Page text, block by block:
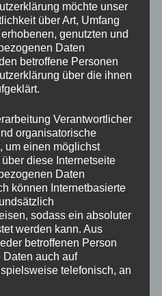
Rückzahlung Entgelte
Rückzahlung verweigern,
haben oder
haben, dass Sie die
je nachdem, welches der
und in jedem Fall
Tagen ab dem Tag, an dem
dieses Vertrags
oder zu
wenn Sie die Waren
Tagen absenden. Sie
der Rücksendung der
Wertverlust der Waren
Wertverlust auf einen
möchte unser
über Art, Umfang
genutzten und
Daten
betroffene Personen
über die ihnen
Verantwortlicher
organisatorische
um einen möglichst
diese Internetseite
Daten
können Internetbasierte
sodass ein absoluter
werden kann. Aus
betroffenen Person
auch auf
telefonisch, an